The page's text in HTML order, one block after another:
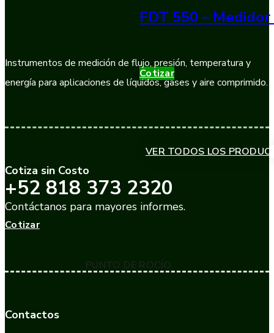
FDT 550 –
Cotizar
VER TODOS LOS
PUNTO DE ROCÍO
Instrumentos de medición de flujo, presión, temperatura y
energía para aplicaciones de líquidos, gases y aire comprimido.
Cotiza sin Costo
+52 818 373 2320
Contáctanos para mayores informes.
Cotizar
Contactos